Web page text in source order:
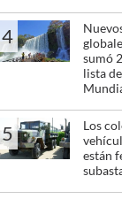
4
sumó
lista
5
Los
están